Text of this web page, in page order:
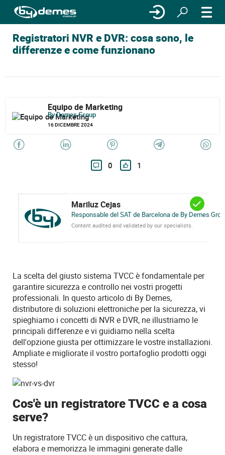
Registratori NVR e DVR: cosa sono, le
differenze e come funzionano
Equipo de Marketing
By Demes Group
16 DICEMBRE 2024
0 1
Mariluz Cejas
Responsable del SAT de Barcelona de By Demes
Content audited and validated by our specialists.
La scelta del giusto sistema TVCC è fondamentale per
garantire sicurezza e controllo nei vostri progetti
professionali. In questo articolo di By Demes,
distributore di soluzioni elettroniche per la sicurezza, vi
spieghiamo i concetti di NVR e DVR, ne illustriamo le
principali differenze e vi guidiamo nella scelta
dell'opzione giusta per ottimizzare le vostre installazioni.
Ampliate e migliorate il vostro portafoglio prodotti oggi
stesso!
Cos'è un registratore TVCC e a cosa
serve?
Un registratore TVCC è un dispositivo che cattura,
elabora e memorizza le immagini generate dalle